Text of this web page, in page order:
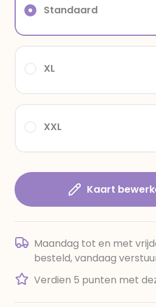
XXL
XL
Standaard
Kaart
Maandag tot en met
besteld, vandaag
Verdien 5 punten met